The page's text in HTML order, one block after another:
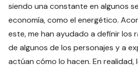
siendo una constante en algunos
economía, como el energético.
este, me han ayudado a definir los
de algunos de los personajes y a
actúan cómo lo hacen. En realidad,